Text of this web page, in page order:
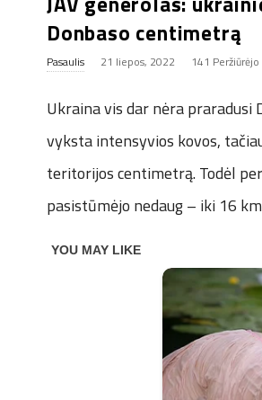
Donbaso centimetrą
Pasaulis 21 liepos, 2022 141 Peržiūrėjo
Ukraina vis dar nėra praradusi
vyksta intensyvios kovos,
teritorijos centimetrą. Todėl
pasistūmėjo nedaug – iki 16